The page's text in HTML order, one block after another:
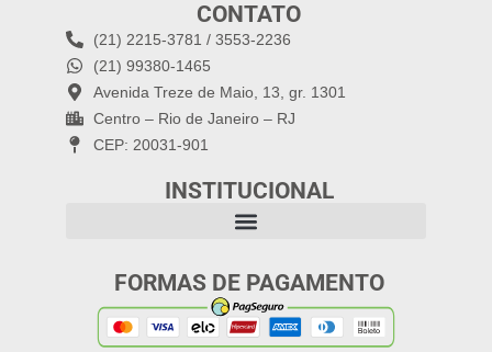
CONTATO
(21) 2215-3781 / 3553-2236
(21) 99380-1465
Avenida Treze de Maio, 13, gr. 1301
Centro – Rio de Janeiro – RJ
CEP: 20031-901
INSTITUCIONAL
FORMAS DE PAGAMENTO